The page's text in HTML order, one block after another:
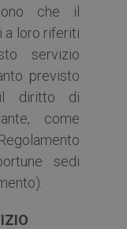
che il
a loro riferiti
servizio
previsto
il diritto di
come
sedi